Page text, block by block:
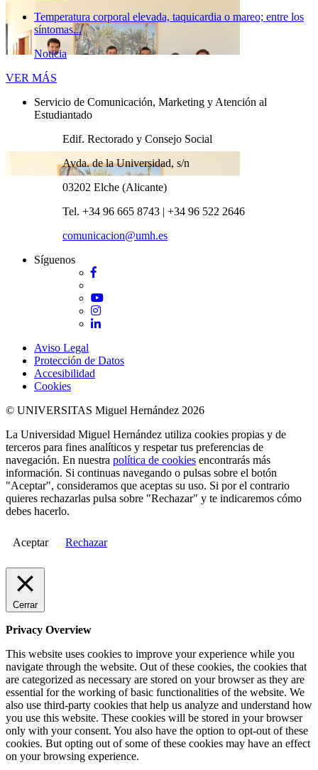
Temperatura corporal elevada, taquicardia o mareo; entre los
síntomas...
Noticia
VER MÁS
Servicio de Comunicación, Marketing y Atención al
Estudiantado
Edif. Rectorado y Consejo Social
Avda. de la Universidad, s/n
03202 Elche (Alicante)
Tel. +34 96 665 8743 | +34 96 522 2646
comunicacion@umh.es
Síguenos
Facebook
YouTube
Instagram
LinkedIn
Aviso Legal
Protección de Datos
Accesibilidad
Cookies
© UNIVERSITAS Miguel Hernández 2026
La Universidad Miguel Hernández utiliza cookies propias y de
terceros para fines analíticos y respetar tus preferencias de
navegación. En nuestra política de cookies encontrarás más
información. Si continuas navegando o pulsas sobre el botón
"Aceptar", consideramos que aceptas su uso. Si por el contrario
quieres rechazarlas pulsa sobre "Rechazar" y te indicaremos cómo
debes hacerlo.
Aceptar Rechazar
Cerrar
Privacy Overview
This website uses cookies to improve your experience while you
navigate through the website. Out of these cookies, the cookies that
are categorized as necessary are stored on your browser as they are
essential for the working of basic functionalities of the website. We
also use third-party cookies that help us analyze and understand how
you use this website. These cookies will be stored in your browser
only with your consent. You also have the option to opt-out of these
cookies. But opting out of some of these cookies may have an effect
on your browsing experience.